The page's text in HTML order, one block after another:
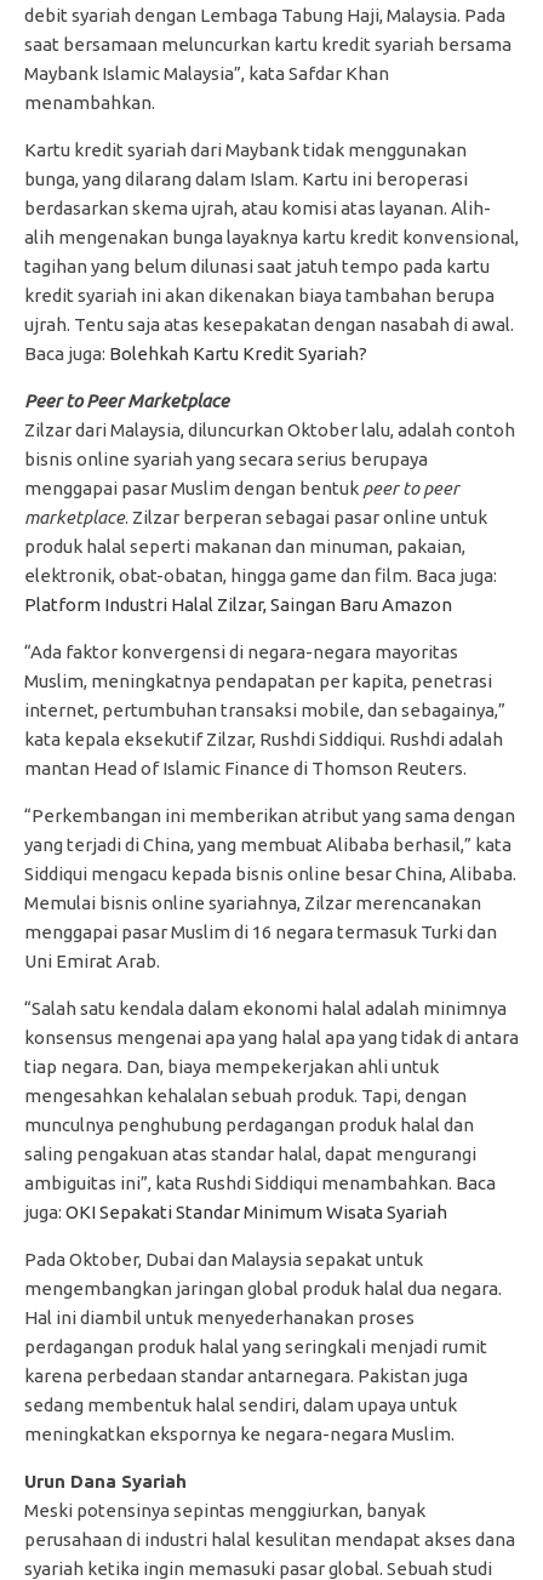
debit syariah dengan Lembaga Tabung Haji, Malaysia. Pada
saat bersamaan meluncurkan kartu kredit syariah bersama
Maybank Islamic Malaysia”, kata Safdar Khan
menambahkan.
Kartu kredit syariah dari Maybank tidak menggunakan
bunga, yang dilarang dalam Islam. Kartu ini beroperasi
berdasarkan skema ujrah, atau komisi atas layanan. Alih-
alih mengenakan bunga layaknya kartu kredit konvensional,
tagihan yang belum dilunasi saat jatuh tempo pada kartu
kredit syariah ini akan dikenakan biaya tambahan berupa
ujrah. Tentu saja atas kesepakatan dengan nasabah di awal.
Baca juga: Bolehkah Kartu Kredit Syariah?
Peer to Peer Marketplace
Zilzar dari Malaysia, diluncurkan Oktober lalu, adalah contoh
bisnis online syariah yang secara serius berupaya
menggapai pasar Muslim dengan bentuk peer to peer
marketplace. Zilzar berperan sebagai pasar online untuk
produk halal seperti makanan dan minuman, pakaian,
elektronik, obat-obatan, hingga game dan film. Baca juga:
Platform Industri Halal Zilzar, Saingan Baru Amazon
“Ada faktor konvergensi di negara-negara mayoritas
Muslim, meningkatnya pendapatan per kapita, penetrasi
internet, pertumbuhan transaksi mobile, dan sebagainya,”
kata kepala eksekutif Zilzar, Rushdi Siddiqui. Rushdi adalah
mantan Head of Islamic Finance di Thomson Reuters.
“Perkembangan ini memberikan atribut yang sama dengan
yang terjadi di China, yang membuat Alibaba berhasil,” kata
Siddiqui mengacu kepada bisnis online besar China, Alibaba.
Memulai bisnis online syariahnya, Zilzar merencanakan
menggapai pasar Muslim di 16 negara termasuk Turki dan
Uni Emirat Arab.
“Salah satu kendala dalam ekonomi halal adalah minimnya
konsensus mengenai apa yang halal apa yang tidak di antara
tiap negara. Dan, biaya mempekerjakan ahli untuk
mengesahkan kehalalan sebuah produk. Tapi, dengan
munculnya penghubung perdagangan produk halal dan
saling pengakuan atas standar halal, dapat mengurangi
ambiguitas ini”, kata Rushdi Siddiqui menambahkan. Baca
juga: OKI Sepakati Standar Minimum Wisata Syariah
Pada Oktober, Dubai dan Malaysia sepakat untuk
mengembangkan jaringan global produk halal dua negara.
Hal ini diambil untuk menyederhanakan proses
perdagangan produk halal yang seringkali menjadi rumit
karena perbedaan standar antarnegara. Pakistan juga
sedang membentuk halal sendiri, dalam upaya untuk
meningkatkan ekspornya ke negara-negara Muslim.
Urun Dana Syariah
Meski potensinya sepintas menggiurkan, banyak
perusahaan di industri halal kesulitan mendapat akses dana
syariah ketika ingin memasuki pasar global. Sebuah studi